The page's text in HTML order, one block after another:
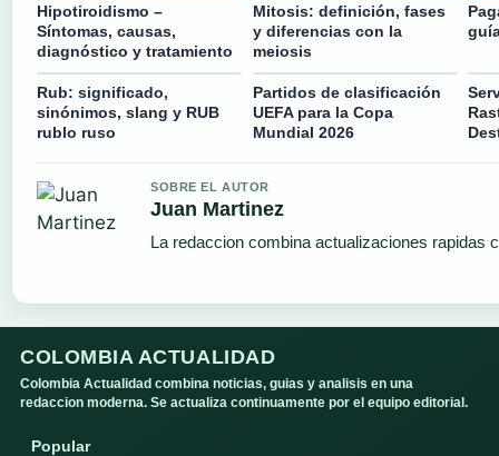
Hipotiroidismo –
Síntomas, causas,
diagnóstico y tratamiento
Mitosis: definición, fases
y diferencias con la
meiosis
Rub: significado,
sinónimos, slang y RUB
rublo ruso
Partidos de clasificación
UEFA para la Copa
Mundial 2026
SOBRE EL AUTOR
Juan Martinez
La redaccion combina actualizaciones rapidas
COLOMBIA ACTUALIDAD
Colombia Actualidad combina noticias, guias y analisis en una
redaccion moderna. Se actualiza continuamente por el equipo editorial.
Popular